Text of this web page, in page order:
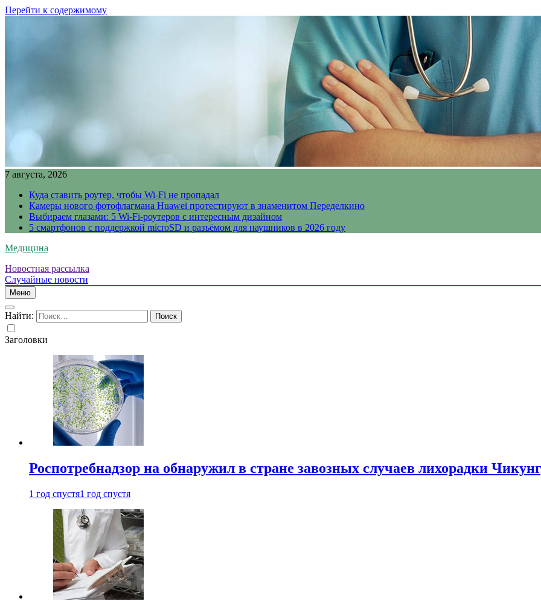
Перейти к содержимому
7 августа, 2026
Куда ставить роутер, чтобы Wi-Fi не пропадал
Камеры нового фотофлагмана Huawei протестируют в знаменитом Переделкино
Выбираем глазами: 5 Wi-Fi-роутеров с интересным дизайном
5 смартфонов с поддержкой microSD и разъёмом для наушников в 2026 году
Медицина
Новостная рассылка
Случайные новости
Меню
Найти:
Заголовки
Роспотребнадзор на обнаружил в стране завозных случаев лихорадки
1 год спустя1 год спустя